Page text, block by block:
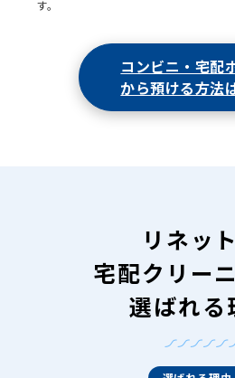
す。
コンビニ・宅配
から預ける方法
リネッ
宅配クリー
選ばれる